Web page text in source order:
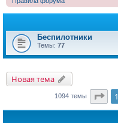
Беспилотники
Темы: 77
Новая тема
1094 темы 1